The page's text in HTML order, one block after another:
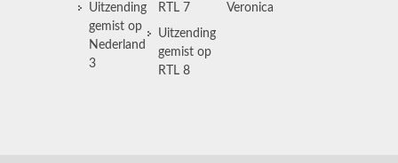
Uitzending
gemist op
Nederland
3
RTL 7
Uitzending
gemist op
RTL 8
Veronica